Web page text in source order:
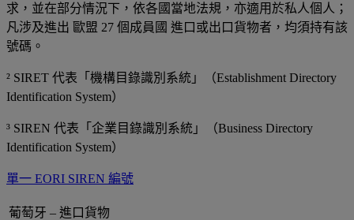
求，並在部分情況下，依各國當地法規，亦適用於私人個人；
凡涉及進出 歐盟 27 個成員國 進口或出口貨物者，均須持有該
號碼。
² SIRET 代表「機構目錄識別系統」（Establishment Directory
Identification System）
³ SIREN 代表「企業目錄識別系統」（Business Directory
Identification System）
單一 EORI SIREN 編號
葡萄牙 – 進口貨物